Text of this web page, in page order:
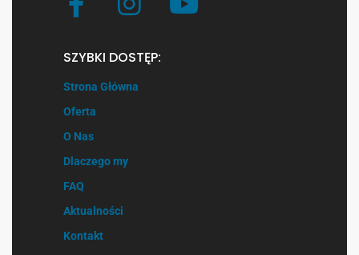
SZYBKI DOSTĘP:
Strona Główna
Oferta
O Nas
Dlaczego my
FAQ
Aktualności
Kontakt